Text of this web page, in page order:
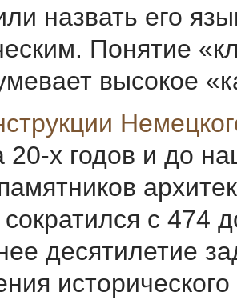
назвать его
Понятие
высокое
20-х годов и до
с 474
десятилетие